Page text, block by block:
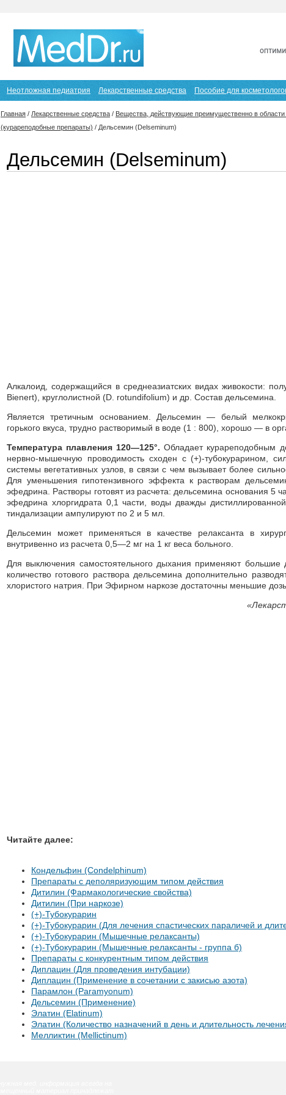
Неотложная педиатрия Лекарственные средства Пособие для
Главная / Лекарственные средства / Вещества, действующие преимущественно в области
(курареподобные препараты) / Дельсемин (Delseminum)
Дельсемин (Delseminum)
Алкалоид, содержащийся в среднеазиатских видах живокости:
Bienert), круглолистной (D. rotundifolium) и др. Состав дельсемина.
Является третичным основанием. Дельсемин — белый
горького вкуса, трудно растворимый в воде (1 : 800), хорошо — в
Температура плавления 120—125°. Обладает курареподобным
нервно-мышечную проводимость сходен с (+)-тубокурарином,
системы вегетативных узлов, в связи с чем вызывает более
Для уменьшения гипотензивного эффекта к растворам
эфедрина. Растворы готовят из расчета: дельсемина основания 5
эфедрина хлоргидрата 0,1 части, воды дважды
тиндализации ампулируют по 2 и 5 мл.
Дельсемин может применяться в качестве релаксанта в
внутривенно из расчета 0,5—2 мг на 1 кг веса больного.
Для выключения самостоятельного дыхания применяют
количество готового раствора дельсемина дополнительно
хлористого натрия. При Эфирном наркозе достаточны меньшие
«
Читайте далее:
Кондельфин (Condelphinum)
Препараты с деполяризующим типом действия
Дитилин (Фармакологические свойства)
Дитилин (При наркозе)
(+)-Тубокурарин
(+)-Тубокурарин (Для лечения спастических параличей и
(+)-Тубокурарин (Мышечные релаксанты)
(+)-Тубокурарин (Мышечные релаксанты - группа б)
Препараты с конкурентным типом действия
Диплацин (Для проведения интубации)
Диплацин (Применение в сочетании с закисью азота)
Парамлон (Paramyonum)
Дельсемин (Применение)
Элатин (Elatinum)
Элатин (Количество назначений в день и длительность
Мелликтин (Mellictinum)